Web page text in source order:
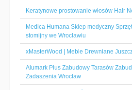
Keratynowe prostowanie włosów Hair
Medica Humana Sklep medyczny
stomijny we Wrocławiu
xMasterWood | Meble Drewniane
Alumark Plus Zabudowy Tarasów
Zadaszenia Wrocław